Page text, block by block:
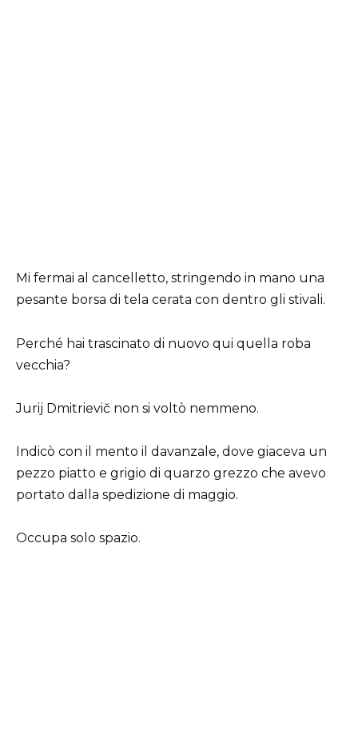
Mi fermai al cancelletto, stringendo in mano una
pesante borsa di tela cerata con dentro gli stivali.
Perché hai trascinato di nuovo qui quella roba
vecchia?
Jurij Dmitrievič non si voltò nemmeno.
Indicò con il mento il davanzale, dove giaceva un
pezzo piatto e grigio di quarzo grezzo che avevo
portato dalla spedizione di maggio.
Occupa solo spazio.